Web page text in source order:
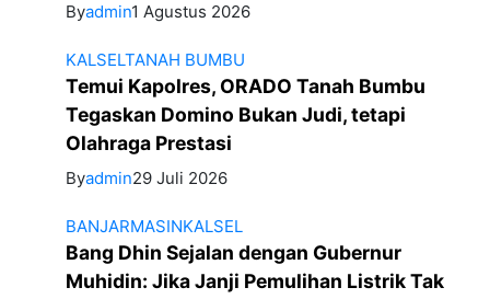
Byadmin1 Agustus 2026
KALSELTANAH BUMBU
Temui Kapolres, ORADO Tanah Bumbu
Tegaskan Domino Bukan Judi, tetapi
Olahraga Prestasi
Byadmin29 Juli 2026
BANJARMASINKALSEL
Bang Dhin Sejalan dengan Gubernur
Muhidin: Jika Janji Pemulihan Listrik Tak